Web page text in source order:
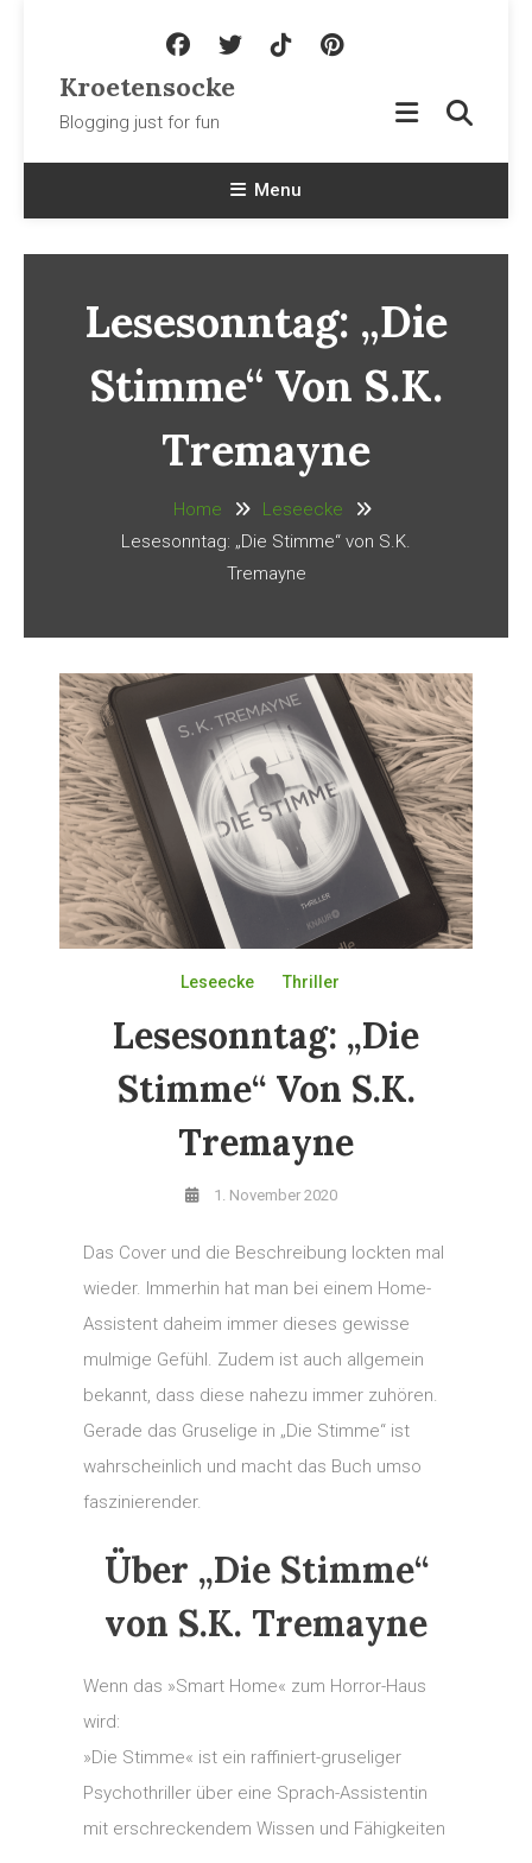
Kroetensocke
Blogging just for fun
Menu
Lesesonntag: „Die
Stimme“ Von S.K.
Tremayne
Home
Leseecke
Lesesonntag: „Die Stimme“ von S.K.
Tremayne
Leseecke Thriller
Lesesonntag: „Die
Stimme“ Von S.K.
Tremayne
1. November 2020
Das Cover und die Beschreibung lockten mal
wieder. Immerhin hat man bei einem Home-
Assistent daheim immer dieses gewisse
mulmige Gefühl. Zudem ist auch allgemein
bekannt, dass diese nahezu immer zuhören.
Gerade das Gruselige in „Die Stimme“ ist
wahrscheinlich und macht das Buch umso
faszinierender.
Über „Die Stimme“
von S.K. Tremayne
Wenn das »Smart Home« zum Horror-Haus
wird:
»Die Stimme« ist ein raffiniert-gruseliger
Psychothriller über eine Sprach-Assistentin
mit erschreckendem Wissen und Fähigkeiten